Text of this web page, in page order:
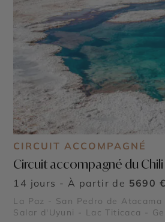
CIRCUIT ACCOMPAGNÉ
Circuit accompagné du Chili
14 jours - À partir de 5690 €
La Paz - San Pedro de Atacama
Salar d'Uyuni - Lac Titicaca -